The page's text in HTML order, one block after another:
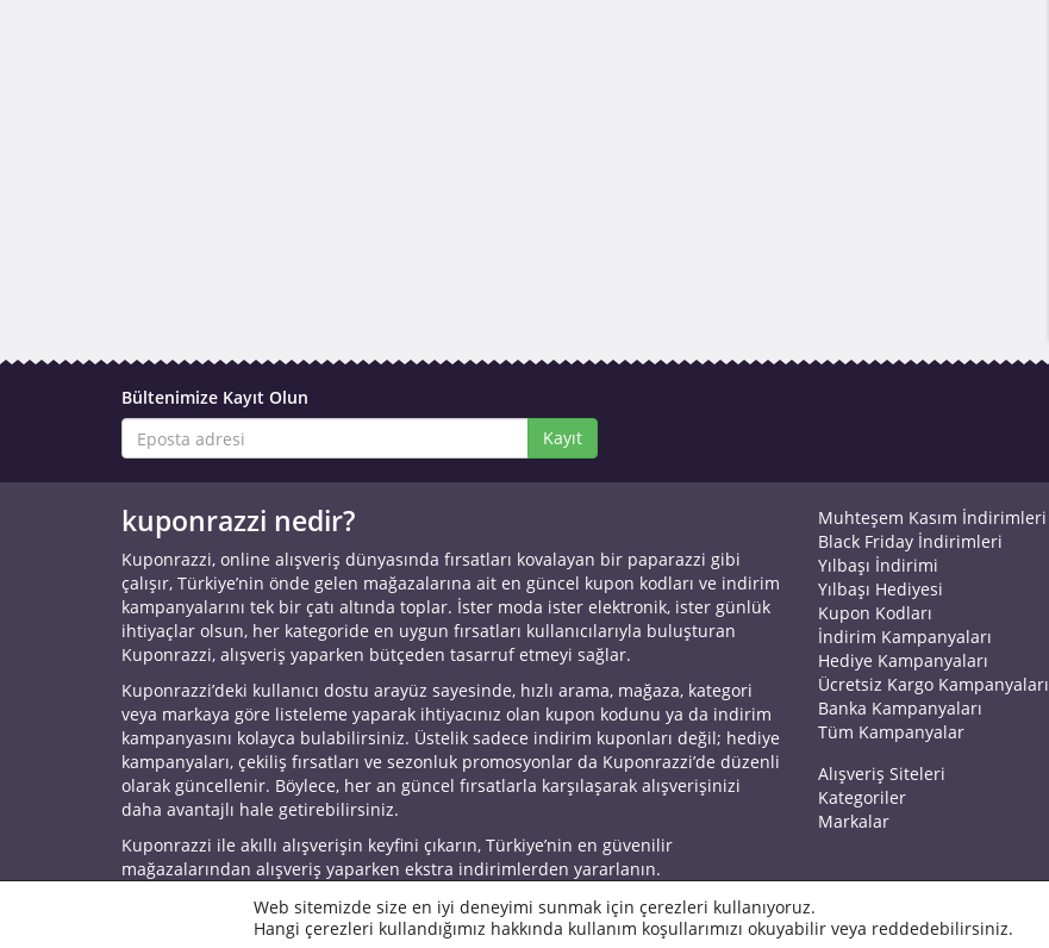
Bültenimize Kayıt Olun
Kayıt
kuponrazzi nedir?
Kuponrazzi, online alışveriş dünyasında fırsatları kovalayan bir paparazzi gibi
çalışır, Türkiye’nin önde gelen mağazalarına ait en güncel kupon kodları ve indirim
kampanyalarını tek bir çatı altında toplar. İster moda ister elektronik, ister günlük
ihtiyaçlar olsun, her kategoride en uygun fırsatları kullanıcılarıyla buluşturan
Kuponrazzi, alışveriş yaparken bütçeden tasarruf etmeyi sağlar.
Kuponrazzi’deki kullanıcı dostu arayüz sayesinde, hızlı arama, mağaza, kategori
veya markaya göre listeleme yaparak ihtiyacınız olan kupon kodunu ya da indirim
kampanyasını kolayca bulabilirsiniz. Üstelik sadece indirim kuponları değil; hediye
kampanyaları, çekiliş fırsatları ve sezonluk promosyonlar da Kuponrazzi’de düzenli
olarak güncellenir. Böylece, her an güncel fırsatlarla karşılaşarak alışverişinizi
daha avantajlı hale getirebilirsiniz.
Kuponrazzi ile akıllı alışverişin keyfini çıkarın, Türkiye’nin en güvenilir
mağazalarından alışveriş yaparken ekstra indirimlerden yararlanın.
Muhteşem Kasım İndirimleri
Black Friday İndirimleri
Yılbaşı İndirimi
Yılbaşı Hediyesi
Kupon Kodları
İndirim Kampanyaları
Hediye Kampanyaları
Ücretsiz Kargo Kampanyaları
Banka Kampanyaları
Tüm Kampanyalar
Alışveriş Siteleri
Kategoriler
Markalar
© 2026 KuponrazziWeb sitemizde size en iyi deneyimi sunmak için çerezleri kullanıyoruz.
Hangi çerezleri kullandığımız hakkında kullanım koşullarımızı okuyabilir veya reddedebilirsiniz.